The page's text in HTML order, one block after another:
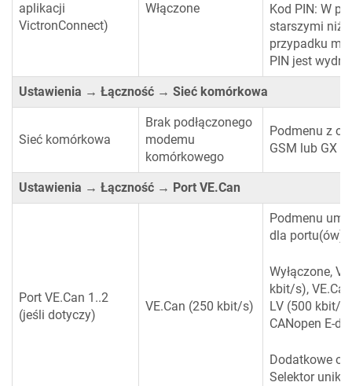
aplikacji
VictronConnect)
Włączone
Kod PIN: W
starszymi niż
przypadku
PIN jest
Ustawienia → Łączność → Sieć komórkowa
Sieć komórkowa
Brak podłączonego
modemu
komórkowego
Podmenu z
GSM lub GX
Ustawienia → Łączność → Port VE.Can
Port VE.Can 1..2
(jeśli dotyczy)
VE.Can (250 kbit/s)
Podmenu
dla portu(ów)
Wyłączone,
kbit/s),
LV (500 kbit/
CANopen E-
Dodatkowe
Selektor